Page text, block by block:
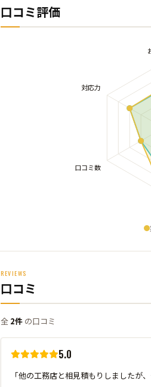
口コミ評価
REVIEWS
口コミ
全 2件 の口コミ
5.0
「他の工務店と相見積もりしましたが